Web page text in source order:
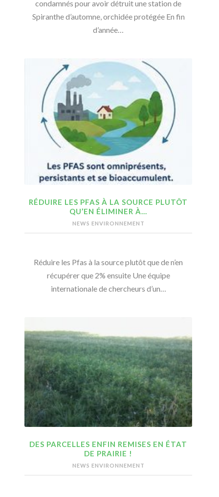
condamnés pour avoir détruit une station de
Spiranthe d’automne, orchidée protégée En fin
d’année…
RÉDUIRE LES PFAS À LA SOURCE PLUTÔT
QU’EN ÉLIMINER À…
NEWS ENVIRONNEMENT
Réduire les Pfas à la source plutôt que de n’en
récupérer que 2% ensuite Une équipe
internationale de chercheurs d’un…
DES PARCELLES ENFIN REMISES EN ÉTAT
DE PRAIRIE !
NEWS ENVIRONNEMENT